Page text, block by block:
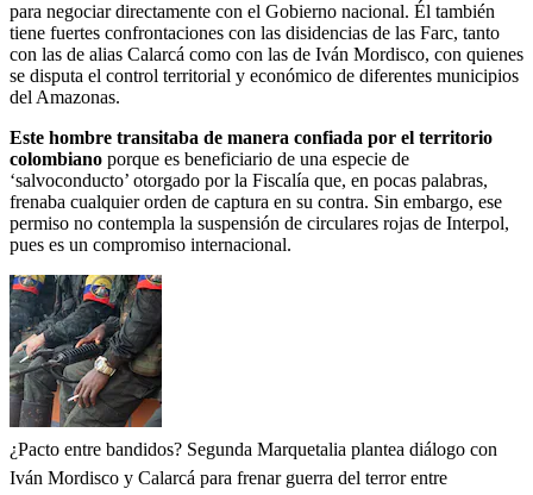
para negociar directamente con el Gobierno nacional. Él también
tiene fuertes confrontaciones con las disidencias de las Farc, tanto
con las de alias Calarcá como con las de Iván Mordisco, con quienes
se disputa el control territorial y económico de diferentes municipios
del Amazonas.
Este hombre transitaba de manera confiada por el territorio
colombiano porque es beneficiario de una especie de
‘salvoconducto’ otorgado por la Fiscalía que, en pocas palabras,
frenaba cualquier orden de captura en su contra. Sin embargo, ese
permiso no contempla la suspensión de circulares rojas de Interpol,
pues es un compromiso internacional.
¿Pacto entre bandidos? Segunda Marquetalia plantea diálogo con
Iván Mordisco y Calarcá para frenar guerra del terror entre